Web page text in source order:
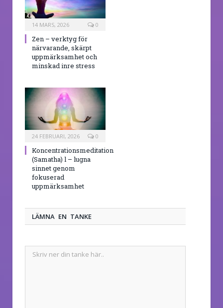
14 MARS, 2026 0
Zen – verktyg för
närvarande, skärpt
uppmärksamhet och
minskad inre stress
24 FEBRUARI, 2026 0
Koncentrationsmeditation
(Samatha) l – lugna
sinnet genom
fokuserad
uppmärksamhet
LÄMNA EN TANKE